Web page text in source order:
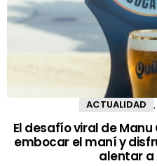
ACTUALIDAD
El desafío viral de
embocar el maní y
alentar a